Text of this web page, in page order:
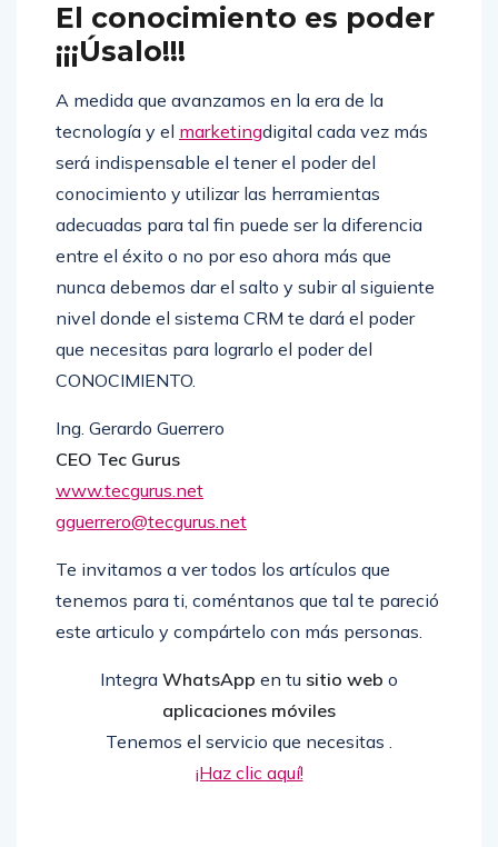
El conocimiento es poder
¡¡¡Úsalo!!!
A medida que avanzamos en la era de la
tecnología y el marketingdigital cada vez más
será indispensable el tener el poder del
conocimiento y utilizar las herramientas
adecuadas para tal fin puede ser la diferencia
entre el éxito o no por eso ahora más que
nunca debemos dar el salto y subir al siguiente
nivel donde el sistema CRM te dará el poder
que necesitas para lograrlo el poder del
CONOCIMIENTO.
Ing. Gerardo Guerrero
CEO Tec Gurus
www.tecgurus.net
gguerrero@tecgurus.net
Te invitamos a ver todos los artículos que
tenemos para ti, coméntanos que tal te pareció
este articulo y compártelo con más personas.
Integra WhatsApp en tu sitio web o
aplicaciones móviles
Tenemos el servicio que necesitas .
¡Haz clic aquí!